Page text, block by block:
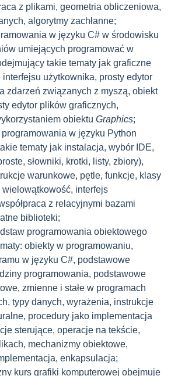
z plikami, geometria obliczeniowa,
algorytmy zachłanne;
w języku C# w środowisku
umiejących programować w
takie tematy jak graficzne
użytkownika, prosty edytor
zdarzeń związanych z myszą, obiekt
edytor plików graficznych,
obiektu Graphics;
programowania w języku Python
tematy jak instalacja, wybór IDE,
słowniki, krotki, listy, zbiory),
warunkowe, pętle, funkcje, klasy
wielowątkowość, interfejs
z relacyjnymi bazami
biblioteki;
programowania obiektowego
obiekty w programowaniu,
w języku C#, podstawowe
programowania, podstawowe
zmienne i stałe w programach
typy danych, wyrażenia, instrukcje
procedury jako implementacja
sterujące, operacje na tekście,
mechanizmy obiektowe,
enkapsulacja;
kurs grafiki komputerowej obejmuje